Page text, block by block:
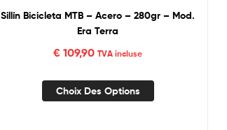
Sillín Bicicleta MTB – Acero – 280gr – Mod.
Era Terra
€ 109,90 TVA incluse
Choix Des Options